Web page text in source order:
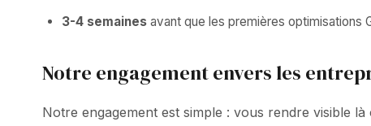
3-4 semaines avant que les premières optimisations
Notre engagement envers les
Notre engagement est simple : vous rendre visible